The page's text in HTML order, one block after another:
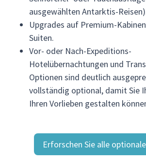
ausgewählten Antarktis-
Upgrades auf Premium-
Suiten.
Vor- oder Nach-Expeditions-
Hotelübernachtungen und
Optionen sind deutlich
vollständig optional, damit Sie
Ihren Vorlieben gestalten
Erforschen Sie alle